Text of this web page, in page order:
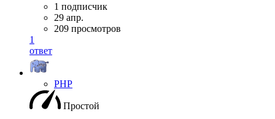
1 подписчик
29 апр.
209 просмотров
1
ответ
PHP
Простой